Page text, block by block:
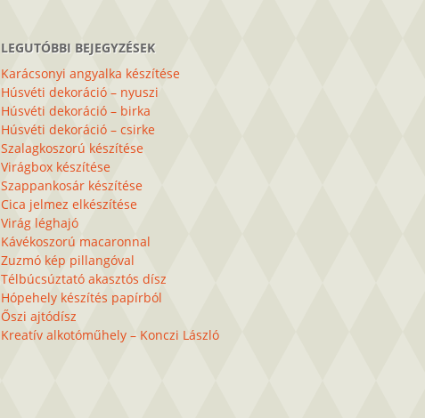
LEGUTÓBBI BEJEGYZÉSEK
Karácsonyi angyalka készítése
Húsvéti dekoráció – nyuszi
Húsvéti dekoráció – birka
Húsvéti dekoráció – csirke
Szalagkoszorú készítése
Virágbox készítése
Szappankosár készítése
Cica jelmez elkészítése
Virág léghajó
Kávékoszorú macaronnal
Zuzmó kép pillangóval
Télbúcsúztató akasztós dísz
Hópehely készítés papírból
Őszi ajtódísz
Kreatív alkotóműhely – Konczi László